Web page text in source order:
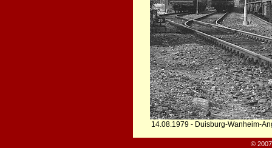
14.08.1979 - Duisburg-Wanheim-
©